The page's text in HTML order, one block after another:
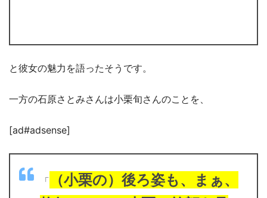
と彼女の魅力を語ったそうです。
一方の石原さとみさんは小栗旬さんのことを、
[ad#adsense]
「
（小栗の）後ろ姿も、まぁ、